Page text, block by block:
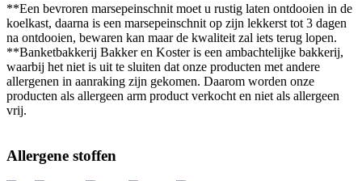
**Een bevroren marsepeinschnit moet u rustig laten ontdooien in de
koelkast, daarna is een marsepeinschnit op zijn lekkerst tot 3 dagen
na ontdooien, bewaren kan maar de kwaliteit zal iets terug lopen.
**Banketbakkerij Bakker en Koster is een ambachtelijke bakkerij,
waarbij het niet is uit te sluiten dat onze producten met andere
allergenen in aanraking zijn gekomen. Daarom worden onze
producten als allergeen arm product verkocht en niet als allergeen
vrij.
Allergene stoffen